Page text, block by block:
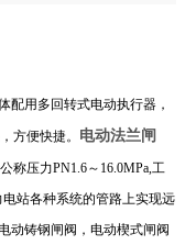
配用多回转式电动执行器，
方便快捷。 电动法兰闸
称压力PN1.6～16.0MPa,工
站各种系统的管路上实现远
动铸钢闸阀，电动楔式闸阀